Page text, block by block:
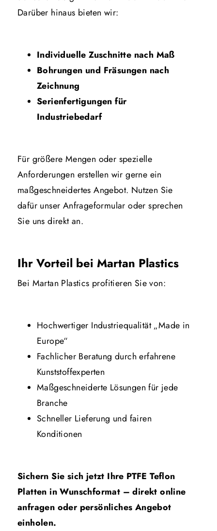
Darüber hinaus bieten wir:
Individuelle Zuschnitte nach Maß
Bohrungen und Fräsungen nach
Zeichnung
Serienfertigungen für
Industriebedarf
Für größere Mengen oder spezielle
Anforderungen erstellen wir gerne ein
maßgeschneidertes Angebot. Nutzen Sie
dafür unser Anfrageformular oder sprechen
Sie uns direkt an.
Ihr Vorteil bei Martan Plastics
Bei Martan Plastics profitieren Sie von:
Hochwertiger Industriequalität „Made in
Europe“
Fachlicher Beratung durch erfahrene
Kunststoffexperten
Maßgeschneiderte Lösungen für jede
Branche
Schneller Lieferung und fairen
Konditionen
Sichern Sie sich jetzt Ihre PTFE Teflon
Platten in Wunschformat – direkt online
anfragen oder persönliches Angebot
einholen.